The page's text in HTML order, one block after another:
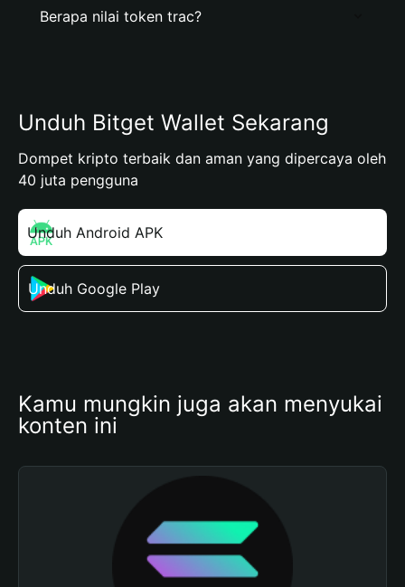
Berapa nilai token trac?
Unduh Bitget Wallet Sekarang
Dompet kripto terbaik dan aman yang dipercaya oleh
40 juta pengguna
Unduh Android APK
Unduh Google Play
Kamu mungkin juga akan menyukai
konten ini